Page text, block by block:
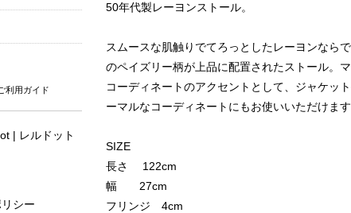
50年代製レーヨンストール。
スムースな肌触りでてろっとしたレーヨンなら
のペイズリー柄が上品に配置されたストール。
コーディネートのアクセントとして、ジャケッ
ーマルなコーディネートにもお使いいただけます
SIZE
長さ 122cm
幅 27cm
フリンジ 4cm
利用ガイド
| レルドット
シー